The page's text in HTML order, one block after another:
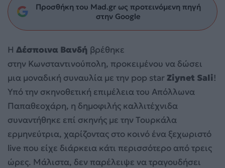
Προσθήκη του Mad.gr ως προτεινόμενη πηγή
στην Google
Η Δέσποινα Βανδή βρέθηκε
στην Κωνσταντινούπολη, προκειμένου να δώσει
μια μοναδική συναυλία με την pop star Ziynet Sali!
Υπό την σκηνοθετική επιμέλεια του Απόλλωνα
Παπαθεοχάρη, η δημοφιλής καλλιτέχνιδα
συναντήθηκε επί σκηνής με την Τουρκάλα
ερμηνεύτρια, χαρίζοντας στο κοινό ένα ξεχωριστό
live που είχε διάρκεια κάτι περισσότερο από τρεις
ώρες. Μάλιστα, δεν παρέλειψε να τραγουδήσει